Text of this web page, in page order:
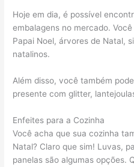
Hoje em dia, é possível
embalagens no mercado.
Papai Noel, árvores de Natal,
natalinos.
Além disso, você também
presente com glitter,
Enfeites para a Cozinha
Você acha que sua cozinha
Natal? Claro que sim! Luvas,
panelas são algumas opções.